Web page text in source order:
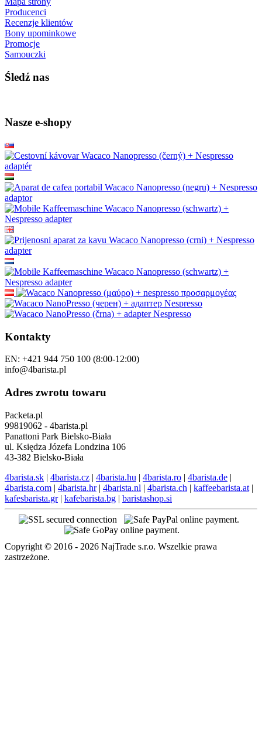
Producenci
Recenzje klientów
Bony upominkowe
Promocje
Samouczki
Śledź nas
Nasze e-shopy
Kontakty
EN: +421 944 750 100 (8:00-12:00)
info@4barista.pl
Adres zwrotu towaru
Packeta.pl
99819062 - 4barista.pl
Panattoni Park Bielsko-Biała
ul. Księdza Józefa Londzina 106
43-382 Bielsko-Biała
4barista.sk | 4barista.cz | 4barista.hu | 4barista.ro | 4barista.de |
4barista.com | 4barista.hr| 4barista.nl | 4barista.ch | kaffeebarista.at |
kafesbarista.gr| kafebarista.bg | baristashop.si
Copyright © 2016 - 2026 NajTrade s.r.o. Wszelkie prawa
zastrzeżone.